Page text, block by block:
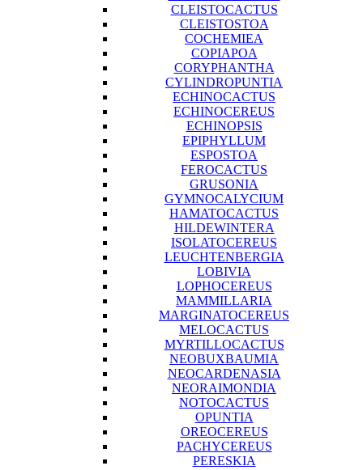
CLEISTOCACTUS
CLEISTOSTOA
COCHEMIEA
COPIAPOA
CORYPHANTHA
CYLINDROPUNTIA
ECHINOCACTUS
ECHINOCEREUS
ECHINOPSIS
EPIPHYLLUM
ESPOSTOA
FEROCACTUS
GRUSONIA
GYMNOCALYCIUM
HAMATOCACTUS
HILDEWINTERA
ISOLATOCEREUS
LEUCHTENBERGIA
LOBIVIA
LOPHOCEREUS
MAMMILLARIA
MARGINATOCEREUS
MELOCACTUS
MYRTILLOCACTUS
NEOBUXBAUMIA
NEOCARDENASIA
NEORAIMONDIA
NOTOCACTUS
OPUNTIA
OREOCEREUS
PACHYCEREUS
PERESKIA